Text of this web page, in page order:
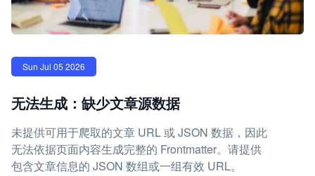
Sun Jul 05 2026
无法生成：缺少文章源数据
未提供可用于爬取的文章 URL 或 JSON 数据，因此
无法依据页面内容生成完整的 Frontmatter。请提供
包含文章信息的 JSON 数组或一组有效 URL。